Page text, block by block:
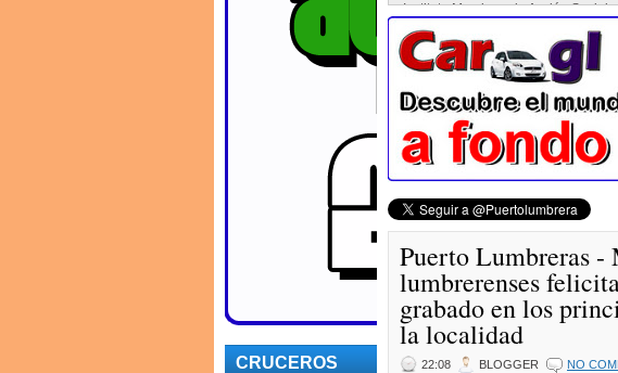
CRUCEROS
Instituto Murciano de Acción Social...
Puerto Lumbreras -
lumbrerenses
grabado en los
la localidad
22:08 BLOGGER NO